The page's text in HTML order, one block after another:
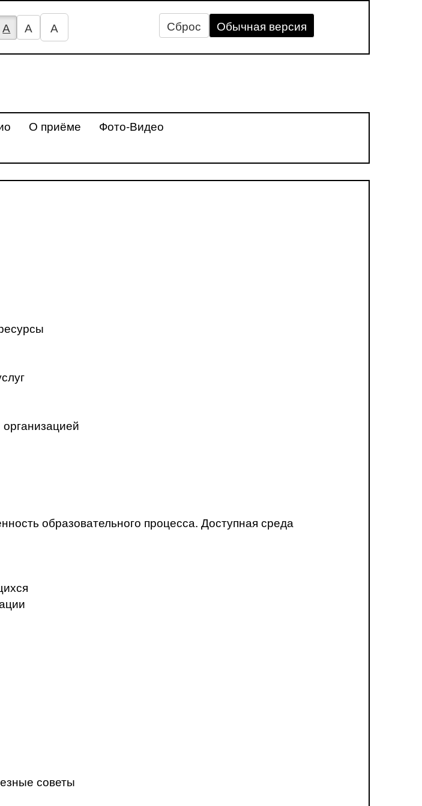
А А А Сброс Обычная версия
О приёме
Фото-Видео
образовательного процесса. Доступная среда
советы